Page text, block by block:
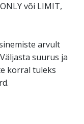
või LIMIT,
arvult
suurus ja
korral tuleks